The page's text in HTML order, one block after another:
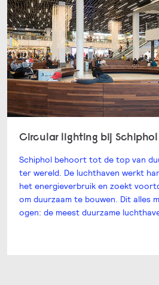
Circular lighting bij
Schiphol behoort tot de top van
ter wereld. De luchthaven werkt
het energieverbruik en zoekt
om duurzaam te bouwen. Dit alles
ogen: de meest duurzame